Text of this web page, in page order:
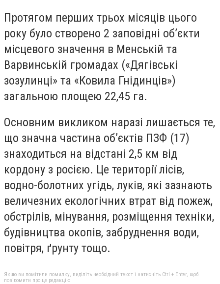
Протягом перших трьох місяців цього
року було створено 2 заповідні об’єкти
місцевого значення в Менській та
Варвинській громадах («Дягівські
зозулинці» та «Ковила Гнідинців»)
загальною площею 22,45 га.
Основним викликом наразі лишається те,
що значна частина об’єктів ПЗФ (17)
знаходиться на відстані 2,5 км від
кордону з росією. Це території лісів,
водно-болотних угідь, луків, які зазнають
величезних екологічних втрат від пожеж,
обстрілів, мінування, розміщення техніки,
будівництва окопів, забруднення води,
повітря, ґрунту тощо.
Якщо ви помітили помилку, виділіть необхідний текст і натисніть Ctrl + Enter, щоб
повідомити про це редакцію